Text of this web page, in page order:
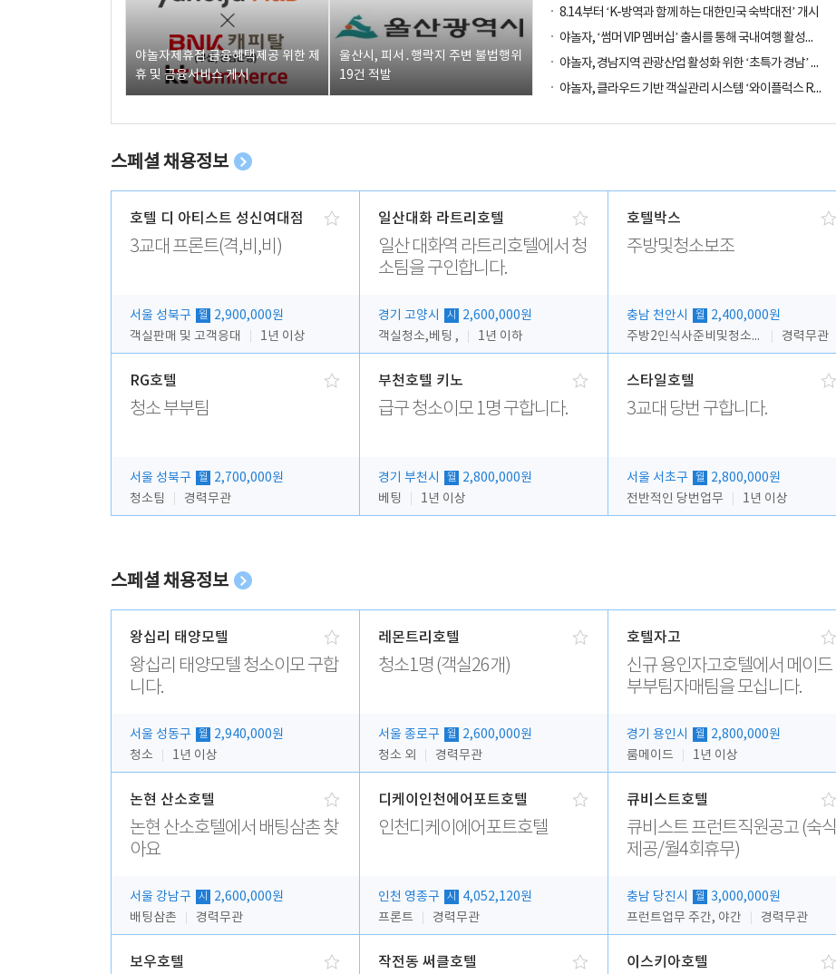
야놀자제휴점 금융혜택제공 위한 제
휴 및 금융서비스 게시
울산시, 피서․행락지 주변 불법행위
19건 적발
8.14.부터 ‘K-방역과 함께 하는 대한민국 숙박대전’ 개시
야놀자, ‘썸머 VIP 멤버십’ 출시를 통해 국내여행 활성화에 박차
야놀자, 경남지역 관광산업 활성화 위한 ‘초특가 경남’ 기획전 진행
야놀자, 클라우드 기반 객실관리 시스템 ‘와이플럭스 RMS’ 출시
스페셜 채용정보
호텔 디 아티스트 성신여대점
3교대 프론트(격,비,비)
서울 성북구 월
2,900,000원
객실판매 및 고객응대
1년 이상
일산대화 라트리호텔
일산 대화역 라트리호텔에서 청
소팀을 구인합니다.
경기 고양시 시
2,600,000원
객실청소,베팅 ,
1년 이하
호텔박스
주방및청소보조
충남 천안시 월
2,400,000원
주방2인식사준비및청소린렌보조
경력무관
RG호텔
청소 부부팀
서울 성북구 월
2,700,000원
청소팀
경력무관
부천호텔 키노
급구 청소이모 1명 구합니다.
경기 부천시 월
2,800,000원
베팅
1년 이상
스타일호텔
3교대 당번 구합니다.
서울 서초구 월
2,800,000원
전반적인 당번업무
1년 이상
스페셜 채용정보
왕십리 태양모텔
왕십리 태양모텔 청소이모 구합
니다.
서울 성동구 월
2,940,000원
청소
1년 이상
레몬트리호텔
청소1명 (객실26개)
서울 종로구 월
2,600,000원
청소 외
경력무관
호텔자고
신규 용인자고호텔에서 메이드
부부팀자매팀을 모십니다.
경기 용인시 월
2,800,000원
룸메이드
1년 이상
논현 산소호텔
논현 산소호텔에서 배팅삼촌 찾
아요
서울 강남구 시
2,600,000원
배팅삼촌
경력무관
디케이인천에어포트호텔
인천디케이에어포트호텔
인천 영종구 시
4,052,120원
프론트
경력무관
큐비스트호텔
큐비스트 프런트직원공고 (숙식
제공/월4회휴무)
충남 당진시 월
3,000,000원
프런트업무 주간, 야간
경력무관
보우호텔 작전동 써클호텔 이스키아호텔